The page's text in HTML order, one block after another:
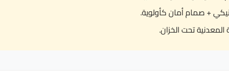
+ صمام أمان كأولوية.
تحت الخزان.